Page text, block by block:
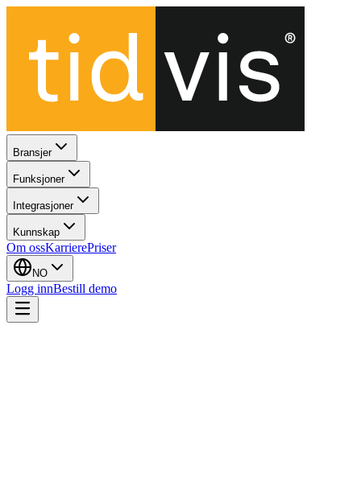
Bransjer
Funksjoner
Integrasjoner
Kunnskap
Om ossKarrierePriser
NO
Logg innBestill demo